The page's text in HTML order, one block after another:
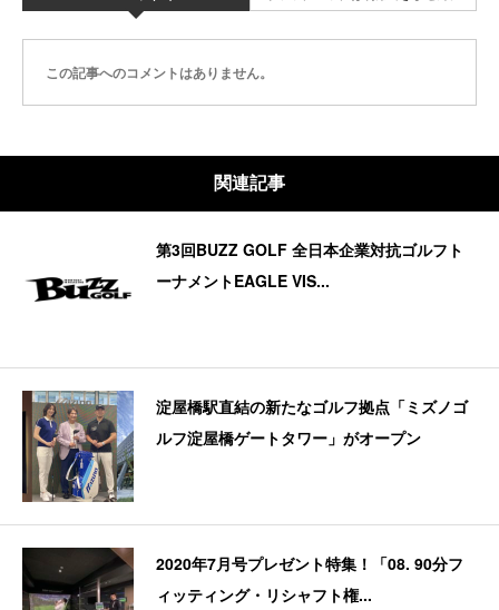
この記事へのコメントはありません。
関連記事
第3回BUZZ GOLF 全日本企業対抗ゴルフト
ーナメントEAGLE VIS...
淀屋橋駅直結の新たなゴルフ拠点「ミズノゴ
ルフ淀屋橋ゲートタワー」がオープン
2020年7月号プレゼント特集！「08. 90分フ
ィッティング・リシャフト権...